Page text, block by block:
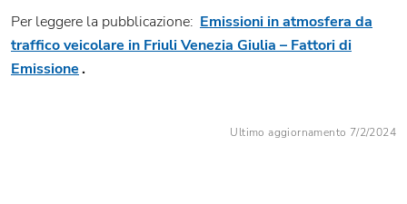
Per leggere la pubblicazione: Emissioni in atmosfera da
traffico veicolare in Friuli Venezia Giulia – Fattori di
Emissione.
Ultimo aggiornamento 7/2/2024